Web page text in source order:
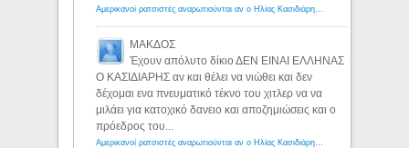
ΜΑΚΔΟΣ
Έχουν απόλυτο δίκιο ΔΕΝ ΕΙΝΑΙ ΕΛΛΗΝΑΣ
Ο ΚΑΣΙΔΙΑΡΗΣ αν και θέλει να νιώθει και δεν
δέχομαι ενα πνευματικό τέκνο του χιτλερ να να
μιλάει για κατοχικό δανειο και αποζημιώσεις και ο
πρόεδρος του...